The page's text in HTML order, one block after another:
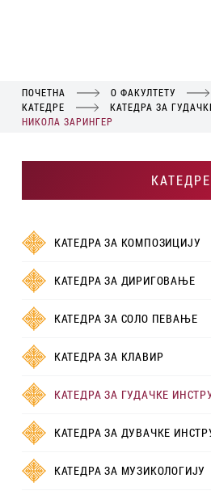
ПОЧЕТНА О ФАКУЛТЕТУ
КАТЕДРЕ
КАТЕДРА ЗА
НИКОЛА ЗАРИНГЕР
КАТЕДРЕ
КАТЕДРА ЗА КОМПОЗИЦИЈУ
КАТЕДРА ЗА ДИРИГОВАЊЕ
КАТЕДРА ЗА СОЛО ПЕВАЊЕ
КАТЕДРА ЗА КЛАВИР
КАТЕДРА ЗА ГУДАЧКЕ
КАТЕДРА ЗА ДУВАЧКЕ
КАТЕДРА ЗА МУЗИКОЛОГИЈУ